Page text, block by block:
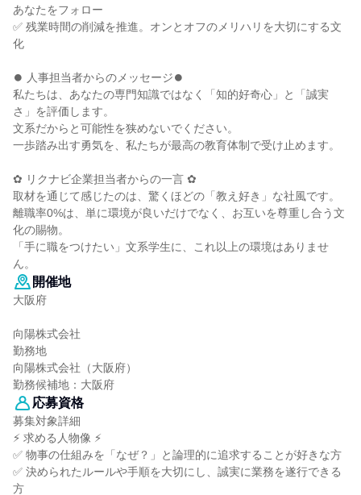
あなたをフォロー
✅ 残業時間の削減を推進。オンとオフのメリハリを大切にする文
化
⏺ 人事担当者からのメッセージ⏺
私たちは、あなたの専門知識ではなく「知的好奇心」と「誠実
さ」を評価します。
文系だからと可能性を狭めないでください。
一歩踏み出す勇気を、私たちが最高の教育体制で受け止めます。
✿ リクナビ企業担当者からの一言 ✿
取材を通じて感じたのは、驚くほどの「教え好き」な社風です。
離職率0%は、単に環境が良いだけでなく、お互いを尊重し合う文
化の賜物。
「手に職をつけたい」文系学生に、これ以上の環境はありませ
ん。
開催地
大阪府
向陽株式会社
勤務地
向陽株式会社（大阪府）
勤務候補地：大阪府
応募資格
募集対象詳細
⚡ 求める人物像 ⚡
✅ 物事の仕組みを「なぜ？」と論理的に追求することが好きな方
✅ 決められたルールや手順を大切にし、誠実に業務を遂行できる
方